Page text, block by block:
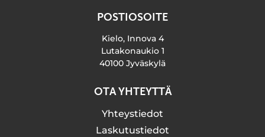
POSTIOSOITE
Kielo, Innova 4
Lutakonaukio 1
40100 Jyväskylä
OTA YHTEYTTÄ
Yhteystiedot
Laskutustiedot